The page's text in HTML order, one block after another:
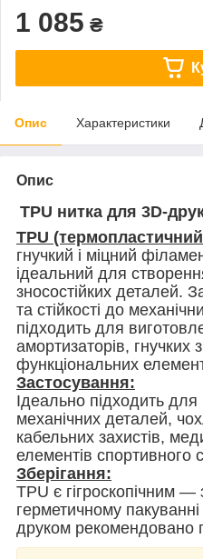
1 085 ₴
Опис Характеристики
Опис
TPU нитка для 3D-
TPU
гнучкий і міцний
ідеальний для
зносостійких деталей.
та стійкості до
підходить для
амортизаторів, гнучких
функціональних
Застосування:
Ідеально підходить
механічних деталей,
кабельних захистів,
елементів
Зберігання:
TPU є гігроскопічним —
герметичному
друком рекомендовано